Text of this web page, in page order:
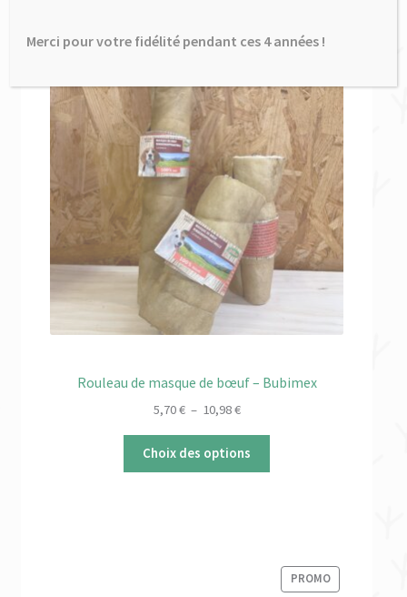
Rouleau de masque de bœuf – Bubimex
5,70€ – 10,98€Plage
prix :
5,70 €
Choix des options
PROMOPRODUIT
Merci pour votre fidélité pendant ces 4 années !